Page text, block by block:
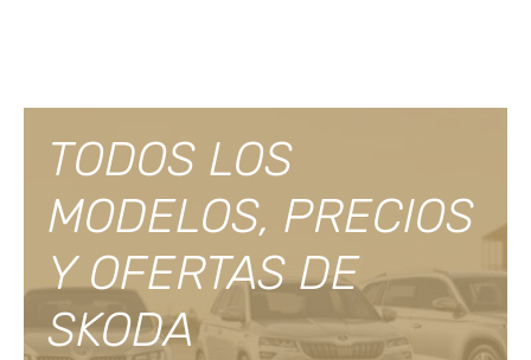
TODOS LOS
MODELOS, PRECIOS
Y OFERTAS DE
SKODA